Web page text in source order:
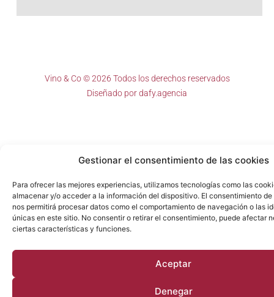
Gestionar el consentimiento de las cookies
Para ofrecer las mejores experiencias, utilizamos tecnologías como las
almacenar y/o acceder a la información del dispositivo. El consentimiento
nos permitirá procesar datos como el comportamiento de navegación o las
únicas en este sitio. No consentir o retirar el consentimiento, puede afectar
ciertas características y funciones.
Aceptar
Denegar
Vino & Co © 2026 Todos los derechos reservados
Diseñado pordafy.agencia